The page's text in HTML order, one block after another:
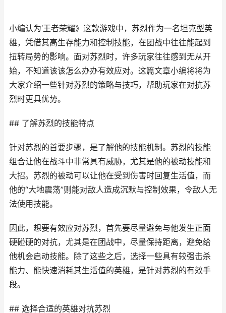
小编认为‘王者荣耀》这款游戏中，苏烈作为一名坦克型英
雄，凭借其高生存能力和控制技能，在团战中往往能起到
扭转局势的影响。面对苏烈时，许多玩家往往感到无从开
始，不知道该该怎么办办有效应对。这篇文章小编将将为
大家介绍一些针对苏烈的策略与技巧，帮助玩家在对抗苏
烈时更具优势。
## 了解苏烈的技能特点
针对苏烈的首要步骤，是了解他的技能机制。苏烈的技能
组合让他在战斗中非常具有威胁，尤其是他的被动技能和
大招。苏烈的被动可以让他在受到伤害时回复生活值，而
他的“大地震荡”则能对敌人造成沉默与控制效果，令敌人无
法使用技能。
因此，想要有效应对苏烈，首先要尽量避免与他发生正面
硬碰硬的对抗，尤其是在团战中，尽量保持距离，避免给
他机会启动技能。除了这些之后，选择一些具有较强击杀
能力、能快速消耗其生活值的英雄，是针对苏烈的有效手
段。
## 选择合适的英雄对抗苏烈